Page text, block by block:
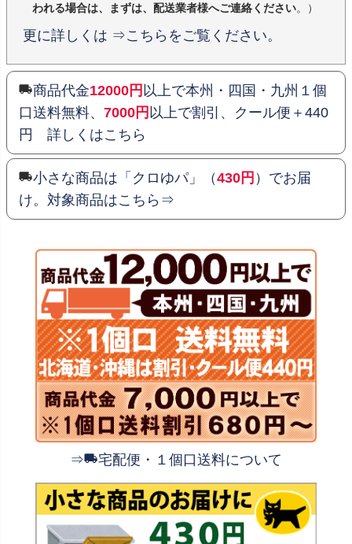
われる場合は、まずは、配送業者様へご連絡ください。）
更に詳しくは ⇒こちらをご覧ください。
商品代金12000円 以上で本州・四国・九州１個
口送料無料、 7000円 以上で割引、クール便＋440
円 詳しくはこちら
小さな商品は「クロゆパ」（430円 ）でお届
け。対象商品はこちら⇒
⇒ 宅配便・１個口送料について